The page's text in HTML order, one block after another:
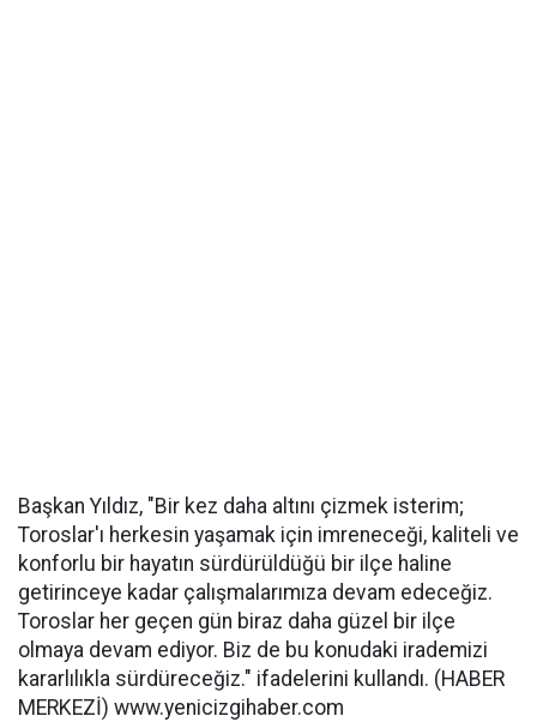
Başkan Yıldız, "Bir kez daha altını çizmek isterim;
Toroslar'ı herkesin yaşamak için imreneceği, kaliteli ve
konforlu bir hayatın sürdürüldüğü bir ilçe haline
getirinceye kadar çalışmalarımıza devam edeceğiz.
Toroslar her geçen gün biraz daha güzel bir ilçe
olmaya devam ediyor. Biz de bu konudaki irademizi
kararlılıkla sürdüreceğiz." ifadelerini kullandı. (HABER
MERKEZİ) www.yenicizgihaber.com